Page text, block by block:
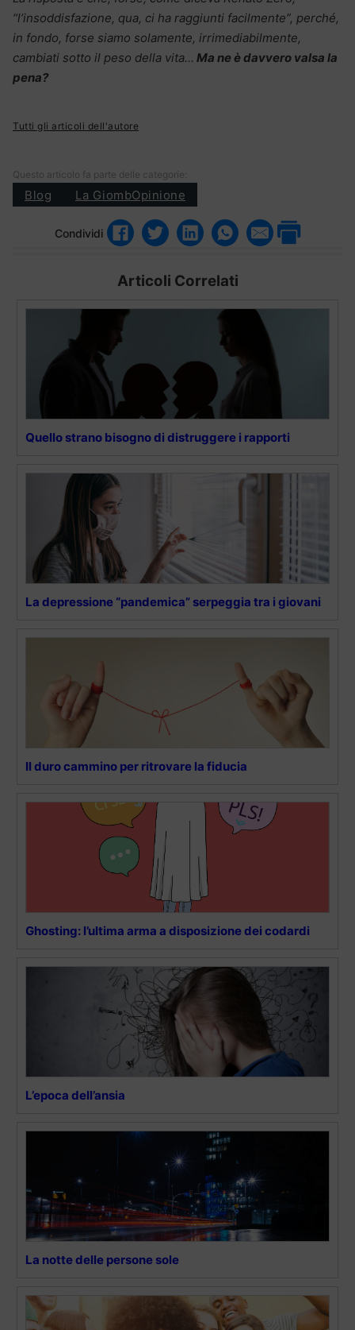
“l’insoddisfazione, qua, ci ha raggiunti facilmente”, perché,
in fondo, forse siamo solamente, irrimediabilmente,
cambiati sotto il peso della vita… Ma ne è davvero valsa la
pena?
Tutti gli articoli dell'autore
Questo articolo fa parte delle categorie:
Blog La GiombOpinione
Condividi
Articoli Correlati
Quello strano bisogno di distruggere i rapporti
La depressione “pandemica” serpeggia tra i giovani
Il duro cammino per ritrovare la fiducia
Ghosting: l’ultima arma a disposizione dei codardi
L’epoca dell’ansia
La notte delle persone sole